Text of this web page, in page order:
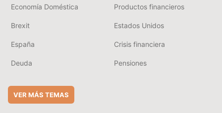
Economía Doméstica Productos financieros
Brexit Estados Unidos
España Crisis financiera
Deuda Pensiones
VER MÁS TEMAS